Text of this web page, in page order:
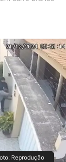
Reprodução